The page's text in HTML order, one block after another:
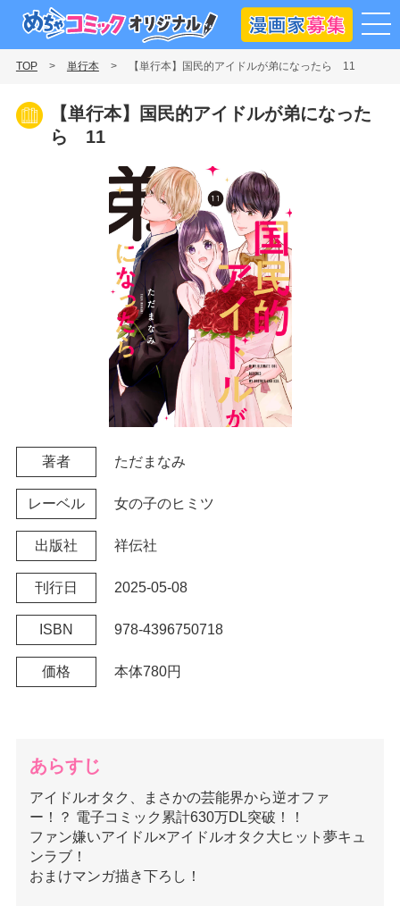
めちゃコミックオリジナル
TOP 単行本 【単行本】国民的アイドルが弟になったら 11
【単行本】国民的アイドルが弟になった
ら 11
著者 ただまなみ
レーベル 女の子のヒミツ
出版社 祥伝社
刊行日 2025-05-08
ISBN 978-4396750718
価格 本体780円
あらすじ
アイドルオタク、まさかの芸能界から逆オファ
ー！？ 電子コミック累計630万DL突破！！
ファン嫌いアイドル×アイドルオタク大ヒット夢キュ
ンラブ！
おまけマンガ描き下ろし！